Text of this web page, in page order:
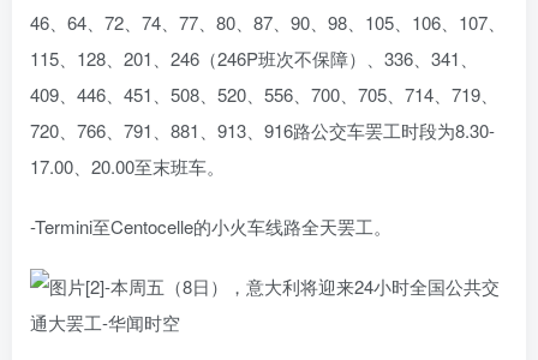
46、64、72、74、77、80、87、90、98、105、106、107、
115、128、201、246（246P班次不保障）、336、341、
409、446、451、508、520、556、700、705、714、719、
720、766、791、881、913、916路公交车罢工时段为8.30-
17.00、20.00至末班车。
-Termini至Centocelle的小火车线路全天罢工。